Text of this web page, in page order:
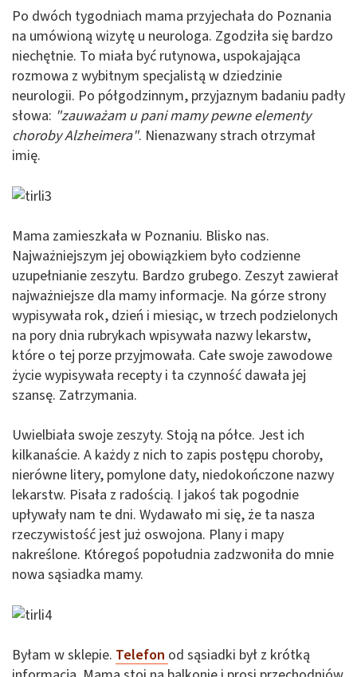
Po dwóch tygodniach mama przyjechała do Poznania
na umówioną wizytę u neurologa. Zgodziła się bardzo
niechętnie. To miała być rutynowa, uspokajająca
rozmowa z wybitnym specjalistą w dziedzinie
neurologii. Po półgodzinnym, przyjaznym badaniu padły
słowa: "zauważam u pani mamy pewne elementy
choroby Alzheimera". Nienazwany strach otrzymał
imię.
Mama zamieszkała w Poznaniu. Blisko nas.
Najważniejszym jej obowiązkiem było codzienne
uzupełnianie zeszytu. Bardzo grubego. Zeszyt zawierał
najważniejsze dla mamy informacje. Na górze strony
wypisywała rok, dzień i miesiąc, w trzech podzielonych
na pory dnia rubrykach wpisywała nazwy lekarstw,
które o tej porze przyjmowała. Całe swoje zawodowe
życie wypisywała recepty i ta czynność dawała jej
szansę. Zatrzymania.
Uwielbiała swoje zeszyty. Stoją na półce. Jest ich
kilkanaście. A każdy z nich to zapis postępu choroby,
nierówne litery, pomylone daty, niedokończone nazwy
lekarstw. Pisała z radością. I jakoś tak pogodnie
upływały nam te dni. Wydawało mi się, że ta nasza
rzeczywistość jest już oswojona. Plany i mapy
nakreślone. Któregoś popołudnia zadzwoniła do mnie
nowa sąsiadka mamy.
Byłam w sklepie. Telefon od sąsiadki był z krótką